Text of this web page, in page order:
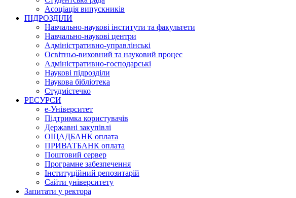
Асоціація випускників
ПІДРОЗДІЛИ
Навчально-наукові інститути та факультети
Навчально-наукові центри
Адміністративно-управлінські
Освітньо-виховний та науковий процес
Адміністративно-господарські
Наукові підрозділи
Наукова бібліотека
Студмістечко
РЕСУРСИ
е-Університет
Підтримка користувачів
Державні закупівлі
ОЩАДБАНК оплата
ПРИВАТБАНК оплата
Поштовий сервер
Програмне забезпечення
Інституційний репозитарій
Сайти університету
Запитати у ректора